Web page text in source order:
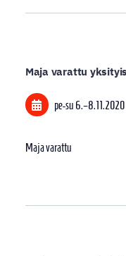
Maja varattu
pe-su 6.–8.11.2020
Maja varattu